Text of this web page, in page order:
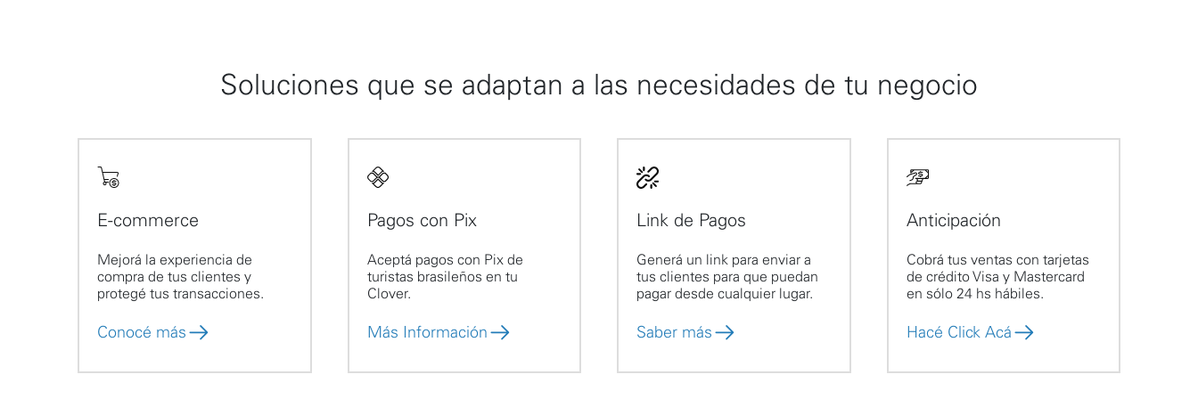
Soluciones que se adaptan a las necesidades de tu negocio
E-commerce
Mejorá la experiencia de
compra de tus clientes y
protegé tus transacciones.
Conocé más
Pagos con Pix
Aceptá pagos con Pix de
turistas brasileños en tu
Clover.
Más Información
Link de Pagos
Generá un link para enviar a
tus clientes para que puedan
pagar desde cualquier lugar.
Saber más
Anticipación
Cobrá tus ventas con tarjetas
de crédito Visa y Mastercard
en sólo 24 hs hábiles.
Hacé Click Acá